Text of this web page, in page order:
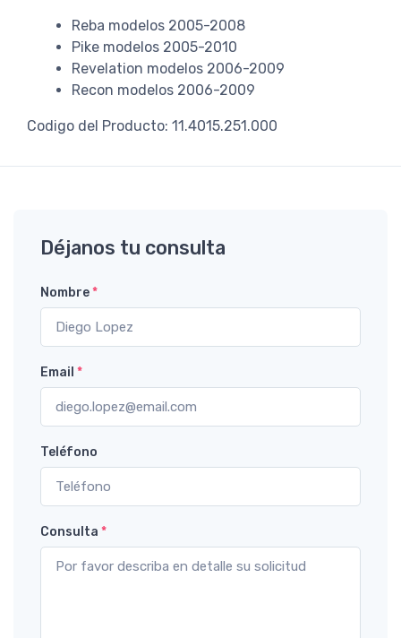
Reba modelos 2005-2008
Pike modelos 2005-2010
Revelation modelos 2006-2009
Recon modelos 2006-2009
Codigo del Producto: 11.4015.251.000
Déjanos tu consulta
Nombre*
Email *
Teléfono
Consulta *